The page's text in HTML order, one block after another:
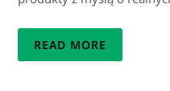
READ MORE